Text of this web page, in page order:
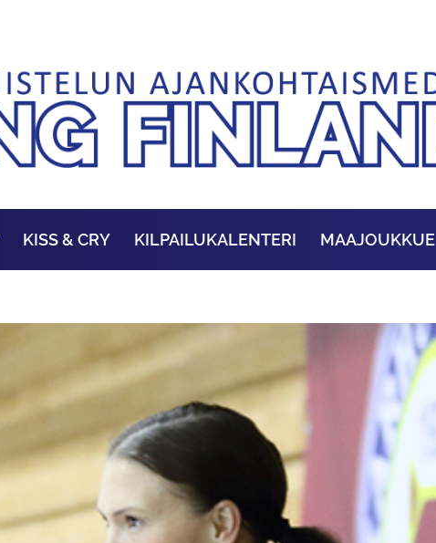
KISS & CRY KILPAILUKALENTERI MAAJOUKKUE